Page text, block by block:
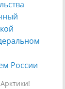
России